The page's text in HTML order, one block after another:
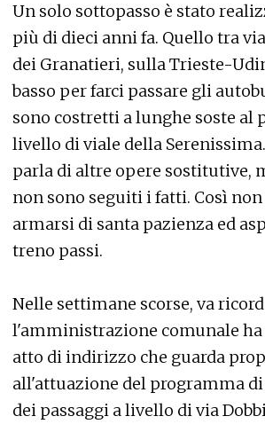
Un solo sottopasso è stato
più di dieci anni fa. Quello tra
dei Granatieri, sulla Trieste-
basso per farci passare gli
sono costretti a lunghe soste al
livello di viale della
parla di altre opere sostitutive,
non sono seguiti i fatti. Così non
armarsi di santa pazienza ed
treno passi.
Nelle settimane scorse, va
l'amministrazione comunale
atto di indirizzo che guarda
all'attuazione del programma
dei passaggi a livello di via